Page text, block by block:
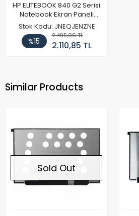
HP ELITEBOOK 840 G2 Serisi
Notebook Ekran Paneli
(FHD)
Stok Kodu: JNEQJENZNE
%15
2.495,06 TL
2.110,85 TL
Similar Products
Sold Out